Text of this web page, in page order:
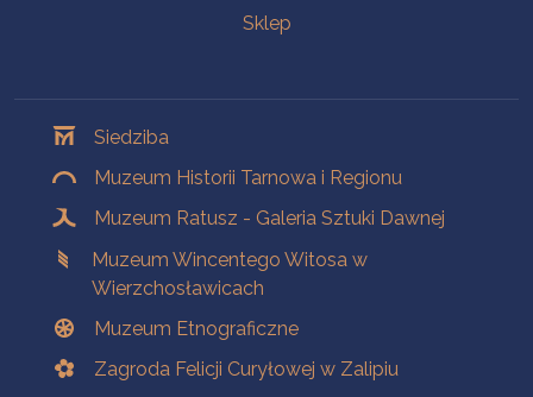
Sklep
Siedziba
Muzeum Historii Tarnowa i Regionu
Muzeum Ratusz - Galeria Sztuki Dawnej
Muzeum Wincentego Witosa w
Wierzchosławicach
Muzeum Etnograficzne
Zagroda Felicji Curyłowej w Zalipiu